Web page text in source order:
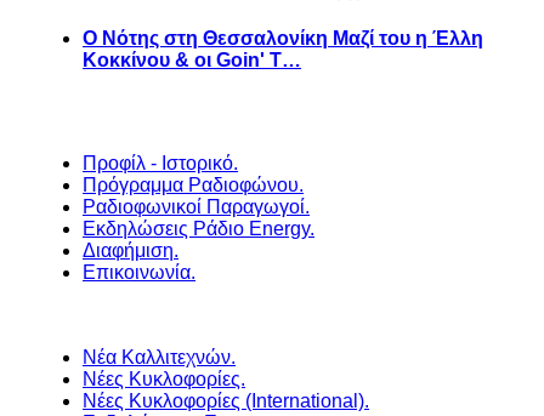
Ο Νότης στη Θεσσαλονίκη Μαζί του η Έλλη
Κοκκίνου & οι Goin' T…
Προφίλ - Ιστορικό.
Πρόγραμμα Ραδιοφώνου.
Ραδιοφωνικοί Παραγωγοί.
Εκδηλώσεις Ράδιο Energy.
Διαφήμιση.
Επικοινωνία.
Νέα Καλλιτεχνών.
Νέες Κυκλοφορίες.
Νέες Κυκλοφορίες (International).